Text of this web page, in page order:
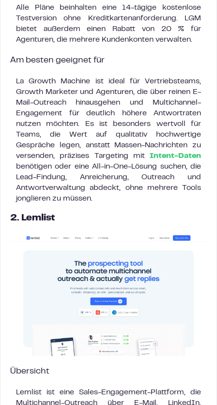
Alle Pläne beinhalten eine 14-tägige kostenlose
Testversion ohne Kreditkartenanforderung. LGM
bietet außerdem einen Rabatt von 20 % für
Agenturen, die mehrere Kundenkonten verwalten.
Am besten geeignet für
La Growth Machine ist ideal für Vertriebsteams,
Growth Marketer und Agenturen, die über reinen E-
Mail-Outreach hinausgehen und Multichannel-
Engagement für deutlich höhere Antwortraten
nutzen möchten. Es ist besonders wertvoll für
Teams, die Wert auf qualitativ hochwertige
Gespräche legen, anstatt Massen-Nachrichten zu
versenden, präzises Targeting mit Intent-Daten
benötigen oder eine All-in-One-Lösung suchen, die
Lead-Findung, Anreicherung, Outreach und
Antwortverwaltung abdeckt, ohne mehrere Tools
jonglieren zu müssen.
2. Lemlist
Übersicht
Lemlist ist eine Sales-Engagement-Plattform, die
Multichannel-Outreach über E-Mail, LinkedIn,